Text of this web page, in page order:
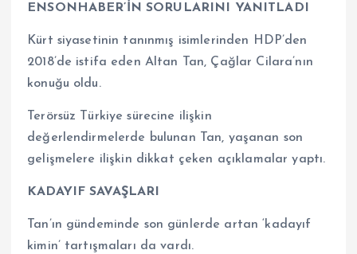
ENSONHABER’İN SORULARINI YANITLADI
Kürt siyasetinin tanınmış isimlerinden HDP’den
2018’de istifa eden Altan Tan, Çağlar Cilara’nın
konuğu oldu.
Terörsüz Türkiye sürecine ilişkin
değerlendirmelerde bulunan Tan, yaşanan son
gelişmelere ilişkin dikkat çeken açıklamalar yaptı.
KADAYIF SAVAŞLARI
Tan’ın gündeminde son günlerde artan ‘kadayıf
kimin’ tartışmaları da vardı.